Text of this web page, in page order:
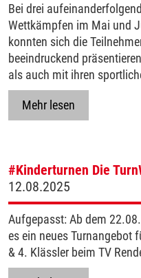
Bei drei
Wettkämpfen im Mai und
konnten sich die
beeindruckend
als auch mit ihren
Mehr lesen
#Kinderturnen Die
12.08.2025
Aufgepasst: Ab dem
es ein neues Turnangebot
& 4. Klässler beim TV